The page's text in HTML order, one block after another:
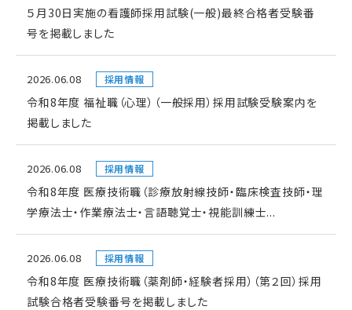
５月30日実施の看護師採用試験(一般)最終合格者受験番
号を掲載しました
2026.06.08 採用情報
令和8年度 福祉職（心理）（一般採用）採用試験受験案内を
掲載しました
2026.06.08 採用情報
令和8年度 医療技術職（診療放射線技師・臨床検査技師・理
学療法士・作業療法士・言語聴覚士・視能訓練士...
2026.06.08 採用情報
令和8年度 医療技術職（薬剤師・経験者採用）（第２回）採用
試験合格者受験番号を掲載しました